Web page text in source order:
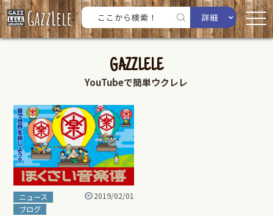
詳細
GAZZLELE
YouTubeで簡単ウクレレ
ニュース
ブログ
2019/02/01